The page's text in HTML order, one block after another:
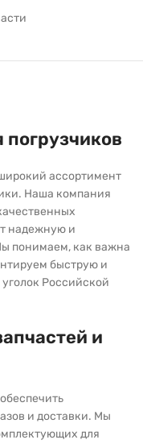
погрузчиков
ассортимент
Наша компания
надежную и
понимаем, как важна
быструю и
Российской
и
и доставки. Мы
для